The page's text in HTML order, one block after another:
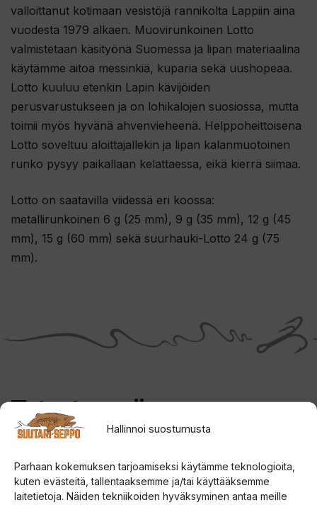
Hallinnoi suostumusta
Parhaan kokemuksen tarjoamiseksi käytämme teknologioita,
kuten evästeitä, tallentaaksemme ja/tai käyttääksemme
laitetietoja. Näiden tekniikoiden hyväksyminen antaa meille
valloittanut kotimaan vesistöjä rannikolta Lappiin aina
vuodesta 1979 alkaen. Muovirunkoinen Lotto
valmistetaan käsityönä Suomessa ja lipan materiaalina
käytämme aitoa messinkiä, kuparia sekä uushopeaa.
Lotto kuuluu etenkin Lapin kävijöiden
perusvarustukseen ja on lohikalojen suosiossa, mutta
toimii myös hyvänä ahvenvieheenä. Helppoheittoisena
Lotto soveltuu aloittajallekin ja lipan kalanmuotoinen
runko pysyy paikallaan kelattaessa, eikä kierrä siimaa.
Lotto on saatavilla viidessä eri koossa:
metallirunkoinen 6 g (25 mm), 9 g (35 mm), 12 g (45
mm), 15 g (60 mm) sekä suurhauki-Lotto 24 g (75
mm).
Tutustu myös
Tällä
tuotteella
on
ALE!
Tällä
tuotteella
on